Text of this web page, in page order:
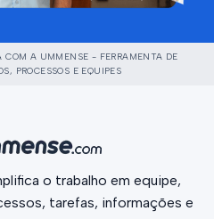
A UMMENSE - FERRAMENTA DE
PROCESSOS E EQUIPES
o trabalho em equipe,
tarefas, informações e